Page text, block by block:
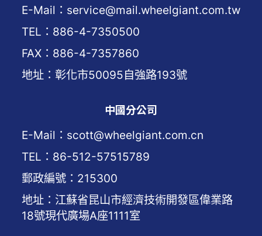
E-Mail：service@mail.wheelgiant.com.tw
TEL：886-4-7350500
FAX：886-4-7357860
地址：彰化市50095自強路193號
中國分公司
E-Mail：scott@wheelgiant.com.cn
TEL：86-512-57515789
郵政編號：215300
地址：江蘇省昆山市經濟技術開發區偉業路
18號現代廣場A座1111室